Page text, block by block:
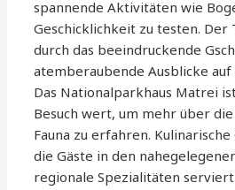
spannende Aktivitäten wie
Geschicklichkeit zu testen.
durch das beeindruckende
atemberaubende Ausblicke
Das Nationalparkhaus Matrei
Besuch wert, um mehr über
Fauna zu erfahren.
die Gäste in den
regionale Spezialitäten